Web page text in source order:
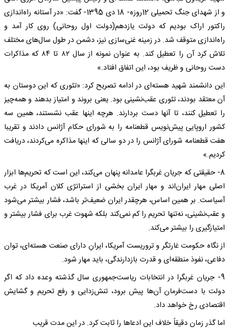
و از شهدای جنگ تحمیلی 12روزه- 18 دی 1395- گفت: «در آستانه راه‌اندازی
راکتور اراک بودیم که دولت یازدهم(دولت اول روحانی) روی کار آمد و
راه‌اندازی متوقف شد. در زمینه غنی‌سازی نیز، دشمن در طول سال‌های مختلف
تلاش کرد آن را تعطیل کند. به عنوان نمونه از سال ۸۲ تا ۸۴ که مذاکرات
دست روحانی و ظریف بود، این اتفاق افتاد.»
این دانشمند شهید هسته‌ای در ادامه تصریح کرد: «تئوری که این دوستان به
آن معتقد بودند، تئوری عقب‌نشینی بود. یعنی بروند و امتیاز بدهند و همه‌چیز
را تعطیل کنند، تا آنها دست بردارند. هرچه اینها عقب نشستند، همین سه
کشور اروپایی پیش‌نویس قطعنامه را به شورای حکام آژانس دادند و تقریبا
هفت قطعنامه شورای آژانس را در دو سالی که اینها مذاکره می‌کردند، دریافت
کردیم.»
8- حقیقتی که جریان غربگرا عامدانه پنهان می‌کند، این است که تحریم‌ها ابزار
اصلی مهار ایران‌اند و مهار ایران بخشی از استراتژی کلان آمریکا در غرب
آسیاست. بر همین اساس، هرچقدر ایران ضعیف‌تر باشد، فشار بیشتر می‌شود
و عقب‌نشینی، نه‌تنها تحریم را کم نمی‌کند بلکه شهوت غرب برای فشار بیشتر و
امتیازگیری را بیشتر می‌کند.
از نگاه حکومت غارتگر و تروریست آمریکا، ایرانِ دارای صنعت هسته‌ای، توان
دفاعی، نفوذ منطقه‌ای و قدرت بازدارندگی، باید مهار شود.
9- جریان غربگرا در انتخابات ریاست‌جمهوری سال گذشته وعده داد که اگر
دولت با دست‌فرمان آن‌ها پیش برود، تنش‌زدایی و رفع تحریم و گشایش
اقتصادی رخ خواهد داد.
اما گذر زمان دقیقاً خلاف این ادعاها را ثابت کرد. در این مدت قریب